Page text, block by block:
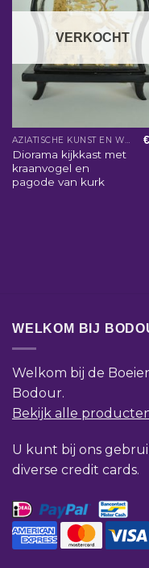
VERKOCHT
AZIATISCHE KUNST EN WOONACCESSOIRES
Diorama kijkkast met
kraanvogel en
pagode van kurk
WELKOM BIJ
Welkom bij de
Bodour.
Bekijk alle
U kunt bij ons
diverse credit cards.